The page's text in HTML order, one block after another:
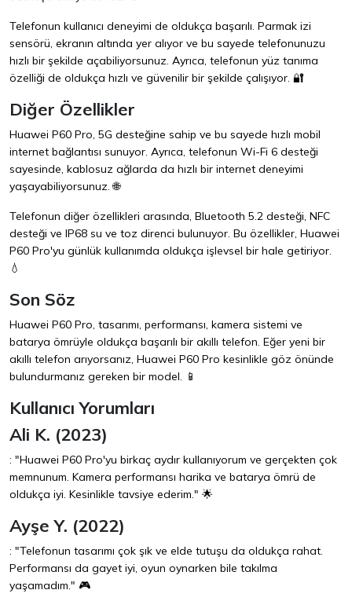
Telefonun kullanıcı deneyimi de oldukça başarılı. Parmak izi
sensörü, ekranın altında yer alıyor ve bu sayede telefonunuzu
hızlı bir şekilde açabiliyorsunuz. Ayrıca, telefonun yüz tanıma
özelliği de oldukça hızlı ve güvenilir bir şekilde çalışıyor. 🔐
Diğer Özellikler
Huawei P60 Pro, 5G desteğine sahip ve bu sayede hızlı mobil
internet bağlantısı sunuyor. Ayrıca, telefonun Wi-Fi 6 desteği
sayesinde, kablosuz ağlarda da hızlı bir internet deneyimi
yaşayabiliyorsunuz. 🌐
Telefonun diğer özellikleri arasında, Bluetooth 5.2 desteği, NFC
desteği ve IP68 su ve toz direnci bulunuyor. Bu özellikler, Huawei
P60 Pro'yu günlük kullanımda oldukça işlevsel bir hale getiriyor.
💧
Son Söz
Huawei P60 Pro, tasarımı, performansı, kamera sistemi ve
batarya ömrüyle oldukça başarılı bir akıllı telefon. Eğer yeni bir
akıllı telefon arıyorsanız, Huawei P60 Pro kesinlikle göz önünde
bulundurmanız gereken bir model. 📱
Kullanıcı Yorumları
Ali K. (2023)
: "Huawei P60 Pro'yu birkaç aydır kullanıyorum ve gerçekten çok
memnunum. Kamera performansı harika ve batarya ömrü de
oldukça iyi. Kesinlikle tavsiye ederim." 🌟
Ayşe Y. (2022)
: "Telefonun tasarımı çok şık ve elde tutuşu da oldukça rahat.
Performansı da gayet iyi, oyun oynarken bile takılma
yaşamadım." 🎮